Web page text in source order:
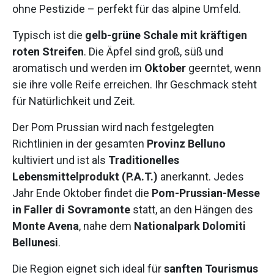
ohne Pestizide – perfekt für das alpine Umfeld.
Typisch ist die gelb-grüne Schale mit kräftigen
roten Streifen. Die Äpfel sind groß, süß und
aromatisch und werden im Oktober geerntet, wenn
sie ihre volle Reife erreichen. Ihr Geschmack steht
für Natürlichkeit und Zeit.
Der Pom Prussian wird nach festgelegten
Richtlinien in der gesamten Provinz Belluno
kultiviert und ist als Traditionelles
Lebensmittelprodukt (P.A.T.) anerkannt. Jedes
Jahr Ende Oktober findet die Pom-Prussian-Messe
in Faller di Sovramonte statt, an den Hängen des
Monte Avena, nahe dem Nationalpark Dolomiti
Bellunesi.
Die Region eignet sich ideal fürsanften Tourismus